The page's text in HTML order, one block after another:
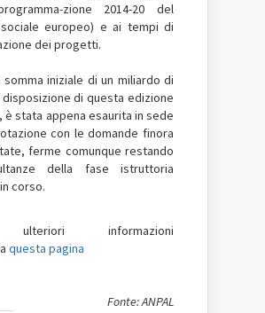
zione 2014-20 del
europeo) e ai tempi di
dei progetti.
somma iniziale di un miliardo di
di questa edizione
è stata appena esaurita in sede
con le domande finora
ferme comunque restando
della fase istruttoria
corso.
informazioni
questa pagina
Fonte: ANPAL